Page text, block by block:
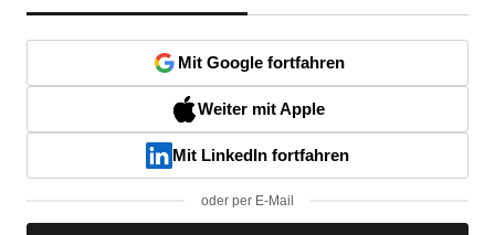
Mit Google fortfahren
Weiter mit Apple
Mit LinkedIn fortfahren
oder per E-Mail